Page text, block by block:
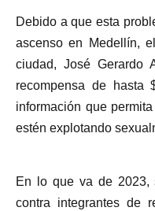
Debido a que esta
ascenso en Medellín,
ciudad, José Gerardo
recompensa de hasta
información que
estén explotando
En lo que va de 2023,
contra integrantes de